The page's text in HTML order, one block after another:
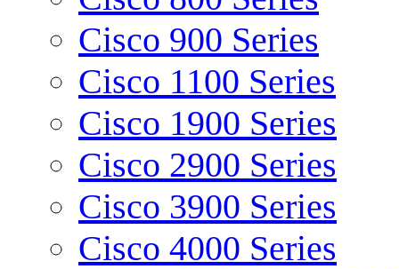
Cisco 900 Series
Cisco 1100 Series
Cisco 1900 Series
Cisco 2900 Series
Cisco 3900 Series
Cisco 4000 Series